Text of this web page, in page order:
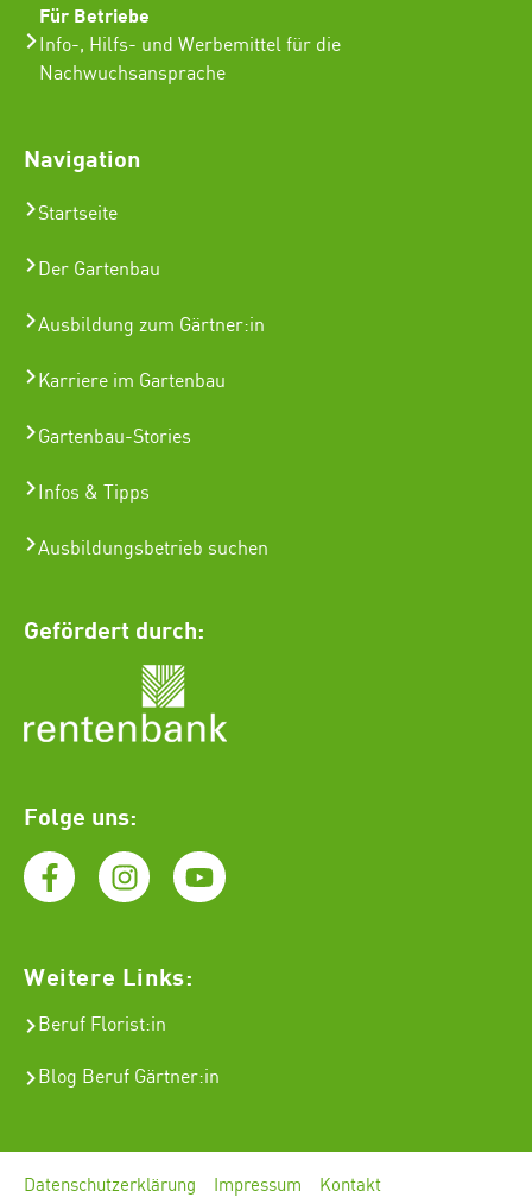
Für Betriebe
Info-, Hilfs- und Werbemittel für die
Nachwuchsansprache
Navigation
Startseite
Der Gartenbau
Ausbildung zum Gärtner:in
Karriere im Gartenbau
Gartenbau-Stories
Infos & Tipps
Ausbildungsbetrieb suchen
Gefördert durch:
Folge uns:
Weitere Links:
Beruf Florist:in
Blog Beruf Gärtner:in
Datenschutzerklärung Impressum Kontakt